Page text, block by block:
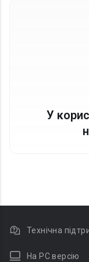
У
Технічна
На PC версію